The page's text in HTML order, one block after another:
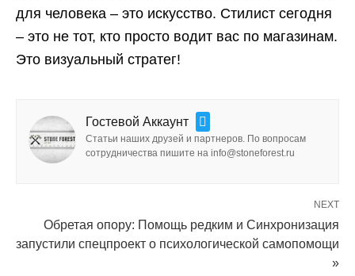
для человека – это искусство. Стилист сегодня
– это не тот, кто просто водит вас по магазинам.
Это визуальный стратег!
Гостевой Аккаунт
Статьи наших друзей и партнеров. По вопросам
сотрудничества пишите на info@stoneforest.ru
NEXT
Обретая опору: Помощь редким и Синхронизация
запустили спецпроект о психологической самопомощи
»